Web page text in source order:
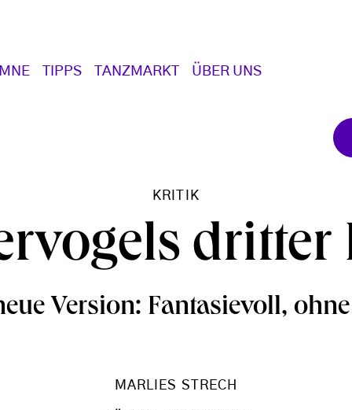
TIPPS TANZMARKT ÜBER UNS
KRITIK
dritter
Version: Fantasievoll,
MARLIES STRECH